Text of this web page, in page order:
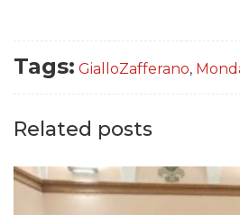
Tags: GialloZafferano,
Related posts